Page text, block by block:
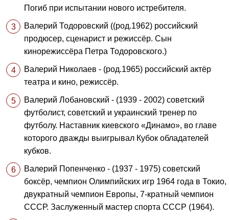
Погиб при испытании нового истребителя.
Валерий Тодоровский ((род.1962) российский
продюсер, сценарист и режиссёр. Сын
кинорежиссёра Петра Тодоровского.)
Валерий Николаев - (род.1965) российский актёр
театра и кино, режиссёр.
Валерий Лобановский - (1939 - 2002) советский
футболист, советский и украинский тренер по
футболу. Наставник киевского «Динамо», во главе
которого дважды выигрывал Кубок обладателей
кубков.
Валерий Попенченко - (1937 - 1975) советский
боксёр, чемпион Олимпийских игр 1964 года в Токио,
двукратный чемпион Европы, 7-кратный чемпион
СССР. Заслуженный мастер спорта СССР (1964).